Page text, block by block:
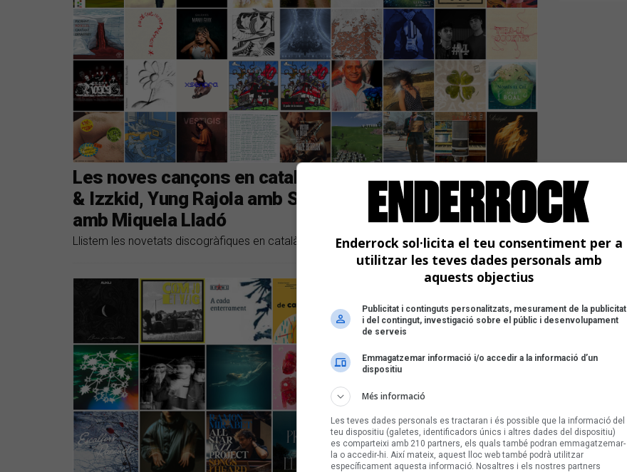
Les noves cançons en català són de Joan Dausà, Dani6ix
& Izzkid, Yung Rajola amb Sexenni, Mishima, i Pitxorines
amb Miquela Lladó
Llistem les novetats discogràfiques en català dels últims diesEnderrock sol·licita el teu consentiment per a
utilitzar les teves dades personals amb
aquests objectius
Publicitat i continguts personalitzats, mesurament de la publicitat
i del contingut, investigació sobre el públic i desenvolupament
de serveis
Emmagatzemar informació i/o accedir a la informació d’un
dispositiu
Més informació
Les teves dades personals es tractaran i és possible que la informació del
teu dispositiu (galetes, identificadors únics i altres dades del dispositiu)
es comparteixi amb 210 partners, els quals també podran emmagatzemar-
la o accedir-hi. Així mateix, aquest lloc web també podrà utilitzar
específicament aquesta informació. Nosaltres i els nostres partners